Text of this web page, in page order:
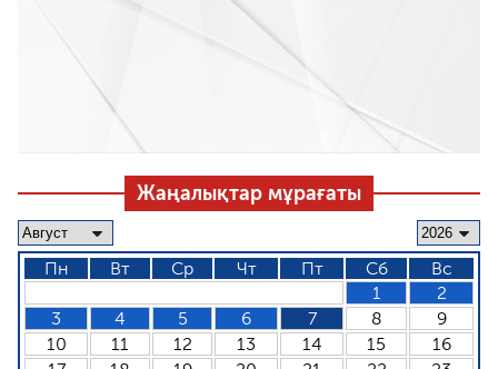
Жаңалықтар мұрағаты
Пн Вт Ср Чт Пт Сб
Вс
1
2
3
4 5 6 7 8
9
10
11 12 13 14 15
16